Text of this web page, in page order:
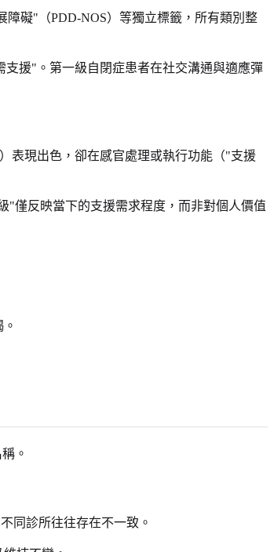
礙"（PDD-NOS）等獨立標籤，所有類別整
援"。第一級自閉症患者在社交溝通與適應彈
表現出色，卻在感官處理或執行功能（"支援
"僅反映當下的支援需求程度，而非對個人價值
。
同診所往往存在不一致。